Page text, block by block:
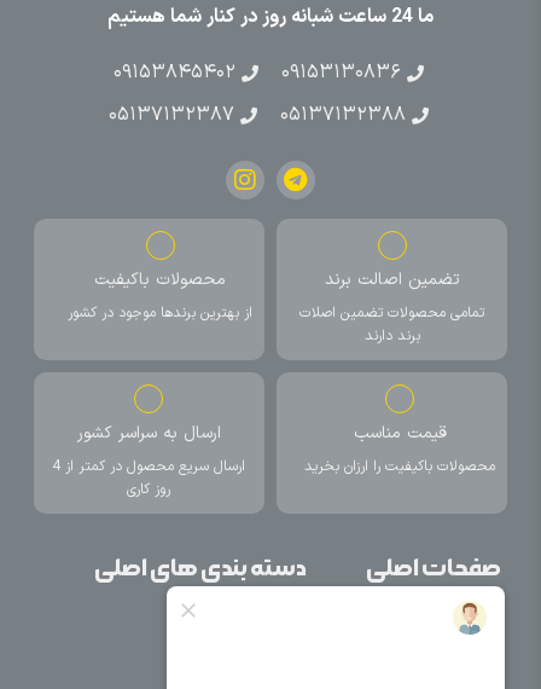
ما 24 ساعت شبانه روز در کنار شما هستیم
۰۹۱۵۳۱۳۰۸۳۶
۰۹۱۵۳۸۴۵۴۰۲
۰۵۱۳۷۱۳۲۳۸۸
۰۵۱۳۷۱۳۲۳۸۷
تضمین اصالت برند
تمامی محصولات تضمین اصلات
برند دارند
محصولات باکیفیت
از بهترین برندها موجود در کشور
قیمت مناسب
محصولات باکیفیت را ارزان بخرید
ارسال به سراسر کشور
ارسال سریع محصول در کمتر از 4
روز کاری
صفحات اصلی
خانه
دسته بندی های اصلی